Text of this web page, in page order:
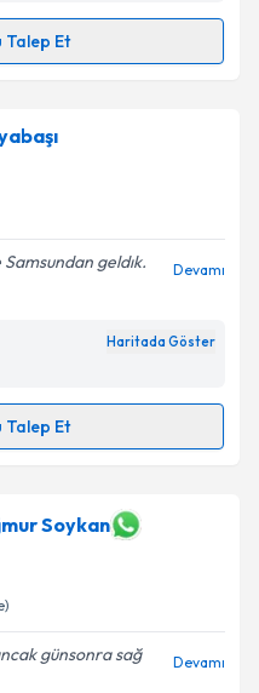
Talep Et
için randevu takvimi talebi
randevu almanız için bir
ile bilgilendireceğiz.
ilişkin
Aydınlatma
verilerimin belirtilen
ediyorum.
Samsundan geldık.
Devamı
Haritada Göster
Talep Et
randevu takvimi talebi
randevu almanız için bir
ile bilgilendireceğiz.
Soykan
günsonra sağ
Devamı